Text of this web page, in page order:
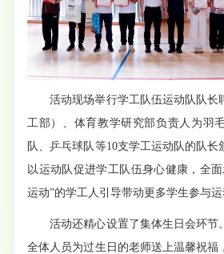
活动现场举行学工队伍运动队队长
工部）、体育教学研究部负责人为羽
队、乒乓球队等10支学工运动队的队长
以运动队促进学工队伍身心健康，全
运动”的学工人引导带动更多学生参与运
活动还精心设置了集体生日会环节
全体人员为过生日的老师送上温馨祝福